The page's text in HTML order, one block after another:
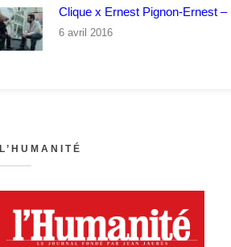
Clique x Ernest Pignon-Ernest
6 avril 2016
L’HUMANITÉ